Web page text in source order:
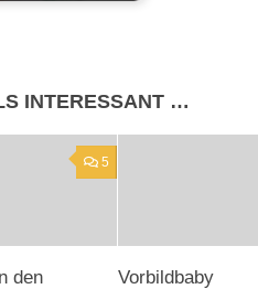
INTERESSANT …
5
den
Vorbildbaby